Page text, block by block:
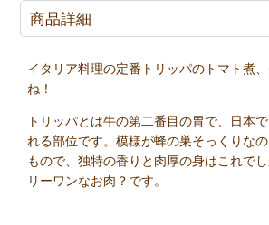
商品詳細
イタリア料理の定番トリッパのトマト煮
ね！
トリッパとは牛の第二番目の胃で、日本
れる部位です。模様が蜂の巣そっくりな
もので、独特の香りと肉厚の身はこれで
リーワンなお肉？です。